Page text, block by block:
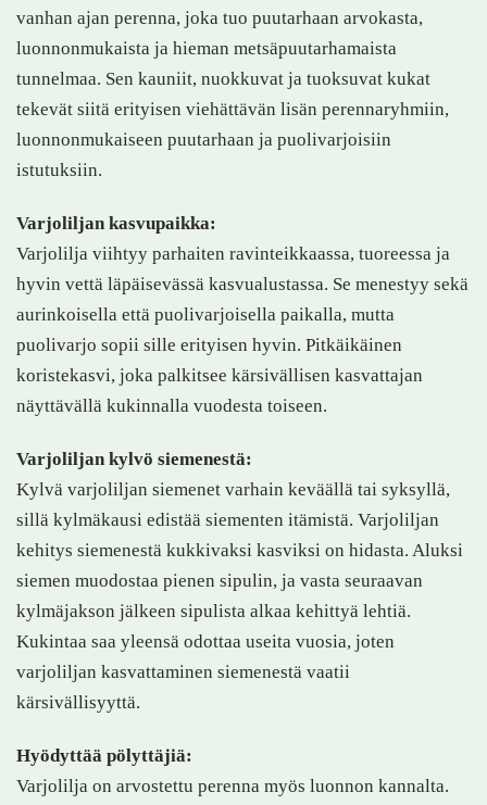
vanhan ajan perenna, joka tuo puutarhaan arvokasta,
luonnonmukaista ja hieman metsäpuutarhamaista
tunnelmaa. Sen kauniit, nuokkuvat ja tuoksuvat kukat
tekevät siitä erityisen viehättävän lisän perennaryhmiin,
luonnonmukaiseen puutarhaan ja puolivarjoisiin
istutuksiin.
Varjoliljan kasvupaikka:
Varjolilja viihtyy parhaiten ravinteikkaassa, tuoreessa ja
hyvin vettä läpäisevässä kasvualustassa. Se menestyy sekä
aurinkoisella että puolivarjoisella paikalla, mutta
puolivarjo sopii sille erityisen hyvin. Pitkäikäinen
koristekasvi, joka palkitsee kärsivällisen kasvattajan
näyttävällä kukinnalla vuodesta toiseen.
Varjoliljan kylvö siemenestä:
Kylvä varjoliljan siemenet varhain keväällä tai syksyllä,
sillä kylmäkausi edistää siementen itämistä. Varjoliljan
kehitys siemenestä kukkivaksi kasviksi on hidasta. Aluksi
siemen muodostaa pienen sipulin, ja vasta seuraavan
kylmäjakson jälkeen sipulista alkaa kehittyä lehtiä.
Kukintaa saa yleensä odottaa useita vuosia, joten
varjoliljan kasvattaminen siemenestä vaatii
kärsivällisyyttä.
Hyödyttää pölyttäjiä:
Varjolilja on arvostettu perenna myös luonnon kannalta.